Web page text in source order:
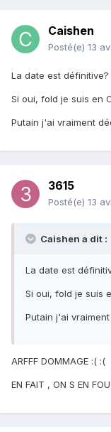
Caishen
Posté(e) 13
La date est définitive?
Si oui, fold je suis en
Putain j'ai vraiment
3615
Posté(e) 13
Caishen a dit :
La date est
Si oui, fold je suis
Putain j'ai
ARFFF DOMMAGE :( :(
EN FAIT , ON S EN